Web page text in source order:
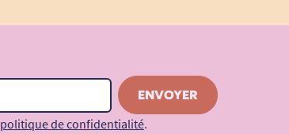
politique de confidentialité.